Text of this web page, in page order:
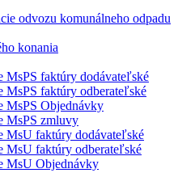
odvozu komunálneho odpadu
konania
MsPS faktúry dodávateľské
MsPS faktúry odberateľské
MsPS Objednávky
MsPS zmluvy
MsU faktúry dodávateľské
MsU faktúry odberateľské
MsU Objednávky